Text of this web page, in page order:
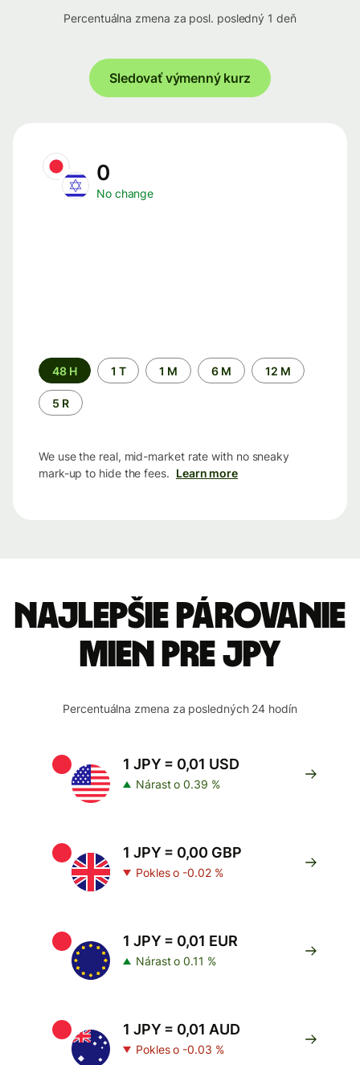
Percentuálna zmena za posl. posledný 1 deň
Sledovať výmenný kurz
0
No change
Time
period
48 H 1 T 1 M 6 M 12 M
5 R
We use the real, mid-market rate with no sneaky
mark-up to hide the fees. Learn more
Najlepšie párovanie
mien pre JPY
Percentuálna zmena za posledných 24 hodín
1 JPY = 0,01 USD
Nárast o 0.39 %
1 JPY = 0,00 GBP
Pokles o -0.02 %
1 JPY = 0,01 EUR
Nárast o 0.11 %
1 JPY = 0,01 AUD
Pokles o -0.03 %